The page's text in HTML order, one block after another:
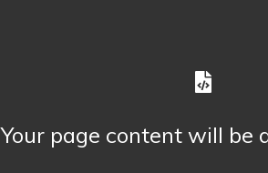
Your page content will be